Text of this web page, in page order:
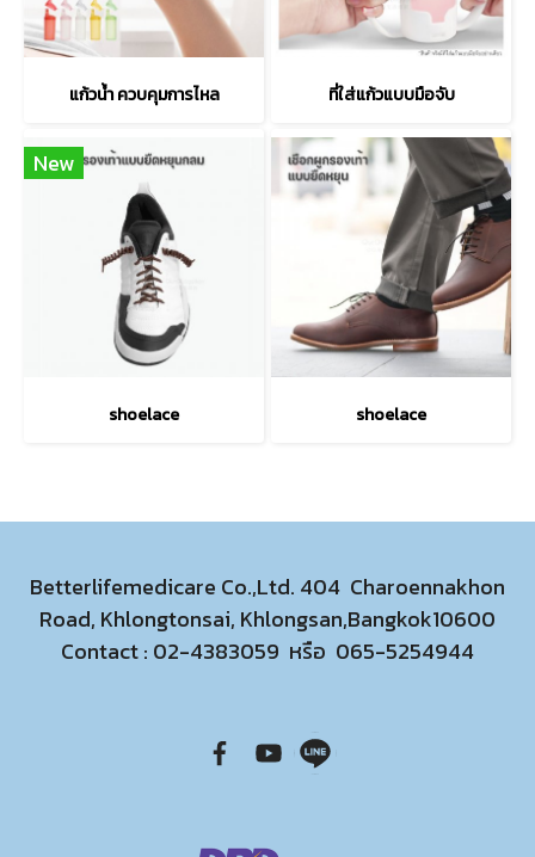
แก้วน้ำ ควบคุมการไหล ที่ใส่แก้วแบบมือจับ
New
shoelace shoelace
Betterlifemedicare Co.,Ltd. 404 Charoennakhon
Road, Khlongtonsai, Khlongsan,Bangkok10600
Contact : 02-4383059 หรือ 065-5254944